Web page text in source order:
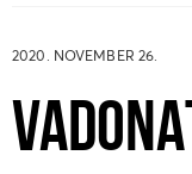
2020. NOVEMBER 26.